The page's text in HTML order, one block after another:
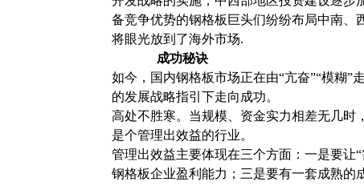
备竞争优势的钢格板巨头们纷纷布局中南、
将眼光放到了海外市场.
成功秘诀
如今，国内钢格板市场正在由“亢奋”“模糊”
的发展战略指引下走向成功。
高处不胜寒。当规模、资金实力相差无几时
是个管理出效益的行业。
管理出效益主要体现在三个方面：一是要让
钢格板企业盈利能力；三是要有一套成熟的